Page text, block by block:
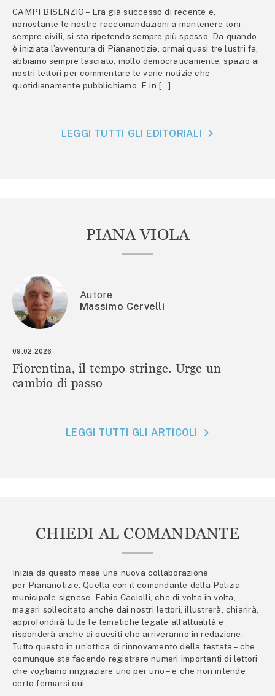
CAMPI BISENZIO – Era già successo di recente e,
nonostante le nostre raccomandazioni a mantenere toni
sempre civili, si sta ripetendo sempre più spesso. Da quando
è iniziata l’avventura di Piananotizie, ormai quasi tre lustri fa,
abbiamo sempre lasciato, molto democraticamente, spazio ai
nostri lettori per commentare le varie notizie che
quotidianamente pubblichiamo. E in […]
LEGGI TUTTI GLI EDITORIALI
PIANA VIOLA
Autore
Massimo Cervelli
09.02.2026
Fiorentina, il tempo stringe. Urge un
cambio di passo
LEGGI TUTTI GLI ARTICOLI
CHIEDI AL COMANDANTE
Inizia da questo mese una nuova collaborazione
per Piananotizie. Quella con il comandante della Polizia
municipale signese, Fabio Caciolli, che di volta in volta,
magari sollecitato anche dai nostri lettori, illustrerà, chiarirà,
approfondirà tutte le tematiche legate all’attualità e
risponderà anche ai quesiti che arriveranno in redazione.
Tutto questo in un’ottica di rinnovamento della testata – che
comunque sta facendo registrare numeri importanti di lettori
che vogliamo ringraziare uno per uno – e che non intende
certo fermarsi qui.